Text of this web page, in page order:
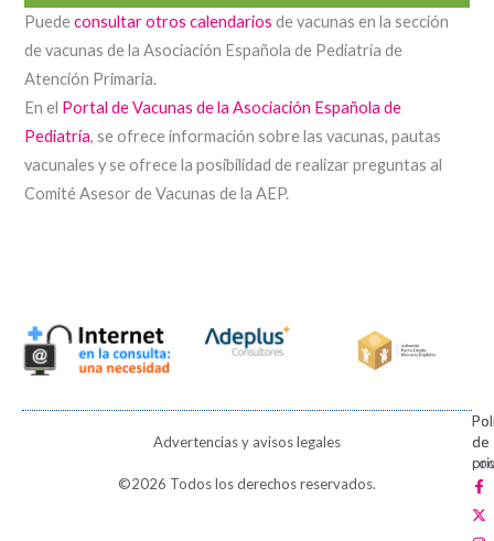
Puedeconsultar otros calendarios de vacunas en la sección
de vacunas de la Asociación Española de Pediatría de
Atención Primaria.
En el Portal de Vacunas de la Asociación Española de
Pediatría, se ofrece información sobre las vacunas, pautas
vacunales y se ofrece la posibilidad de realizar preguntas al
Comité Asesor de Vacunas de la AEP.
Advertencias y avisos legales
de
de
©2026 Todos los derechos reservados.
F
a
c
e
b
X
-
t
w
i
I
n
s
t
a
V
i
m
e
o
P
i
n
t
e